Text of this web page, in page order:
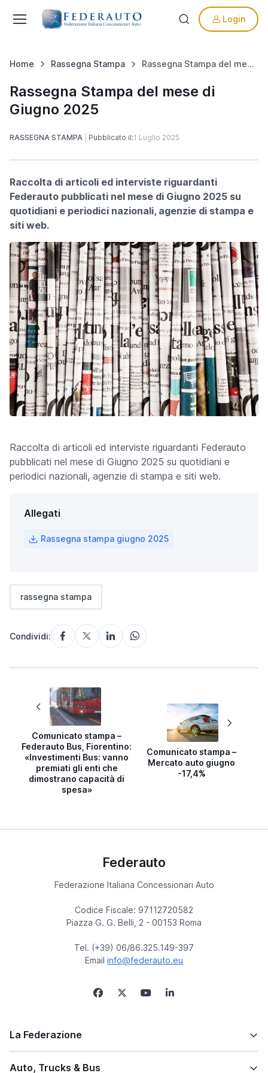
Login
Home Rassegna Stampa Rassegna Stampa del mese di Giugno 2025
Rassegna Stampa del mese di
Giugno 2025
RASSEGNA STAMPA Pubblicato il:1 Luglio 2025
Raccolta di articoli ed interviste riguardanti
Federauto pubblicati nel mese di Giugno 2025 su
quotidiani e periodici nazionali, agenzie di stampa e
siti web.
Raccolta di articoli ed interviste riguardanti Federauto
pubblicati nel mese di Giugno 2025 su quotidiani e
periodici nazionali, agenzie di stampa e siti web.
Allegati
Rassegna stampa giugno 2025
rassegna stampa
Condividi:
Comunicato stampa –
Federauto Bus, Fiorentino:
«Investimenti Bus: vanno
premiati gli enti che
dimostrano capacità di
spesa»
Comunicato stampa –
Mercato auto giugno
-17,4%
Federauto
Federazione Italiana Concessionari Auto
Codice Fiscale: 97112720582
Piazza G. G. Belli, 2 - 00153 Roma
Tel. (+39) 06/86.325.149-397
Email info@federauto.eu
La Federazione
Auto, Trucks & Bus